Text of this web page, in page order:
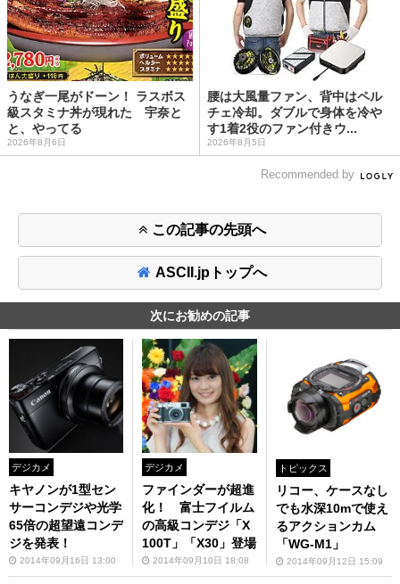
うなぎ一尾がドーン！ ラスボス
級スタミナ丼が現れた 宇奈と
と、やってる
2026年8月6日
腰は大風量ファン、背中はペル
チェ冷却。ダブルで身体を冷や
す1着2役のファン付きウ...
2026年8月5日
Recommended by
この記事の先頭へ
ASCII.jpトップへ
次にお勧めの記事
デジカメ
キヤノンが1型セン
サーコンデジや光学
65倍の超望遠コンデ
ジを発表！
2014年09月16日 13:00
デジカメ
ファインダーが超進
化！ 富士フイルム
の高級コンデジ「X
100T」「X30」登場
2014年09月10日 18:08
トピックス
リコー、ケースなし
でも水深10mで使え
るアクションカム
「WG-M1」
2014年09月12日 15:09